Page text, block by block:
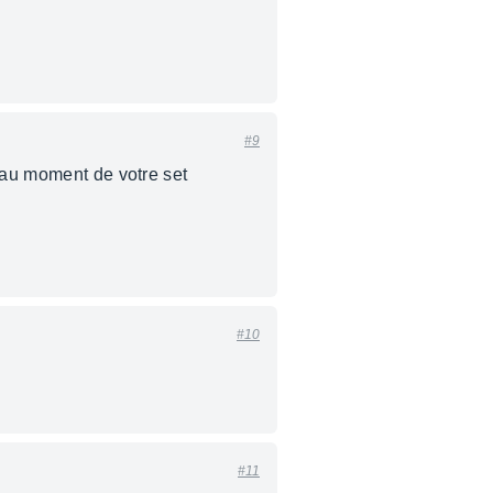
#9
moment de votre set
#10
#11